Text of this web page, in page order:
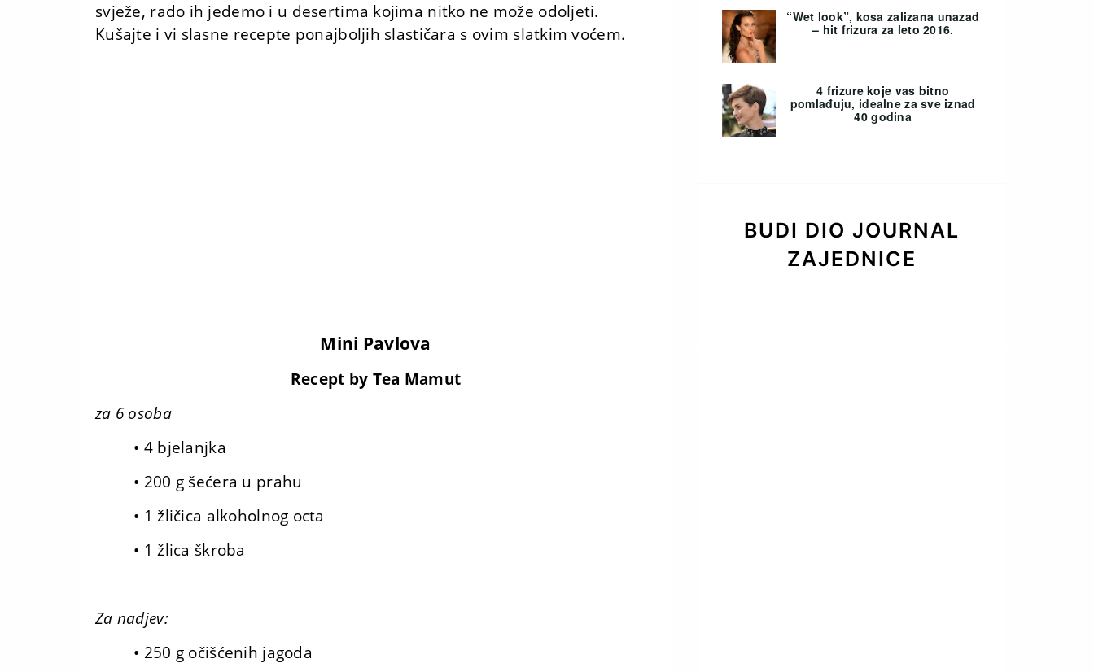
svježe, rado ih jedemo i u desertima kojima nitko ne može odoljeti.
Kušajte i vi slasne recepte ponajboljih slastičara s ovim slatkim voćem.
Mini Pavlova
Recept by Tea Mamut
za 6 osoba
• 4 bjelanjka
• 200 g šećera u prahu
• 1 žličica alkoholnog octa
• 1 žlica škroba
Za nadjev:
• 250 g očišćenih jagoda
“Wet look”, kosa zalizana unazad
– hit frizura za leto 2016.
4 frizure koje vas bitno
pomlađuju, idealne za sve iznad
40 godina
BUDI DIO JOURNAL
ZAJEDNICE